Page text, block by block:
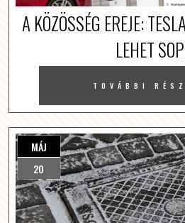
A KÖZÖSSÉG EREJE:
LEHET
TOVÁBBI
MÁJ
20